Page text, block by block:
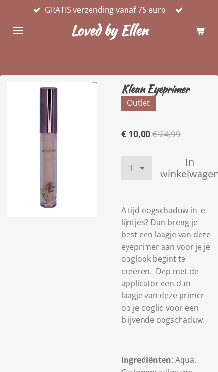
naar
Loved by Ellen
GRATIS verzending vanaf 75 euro
Klean Eyeprimer
Outlet
€ 10,00€ 24,99
In
Altijd oogschaduw in je
lijntjes? Dan breng je
best een laagje van deze
eyeprimer aan voor je je
ooglook begint te
creëren. Dep met de
applicator een dun
laagje van deze primer
op je ooglid voor een
blijvende oogschaduw.
Ingrediënten: Aqua,